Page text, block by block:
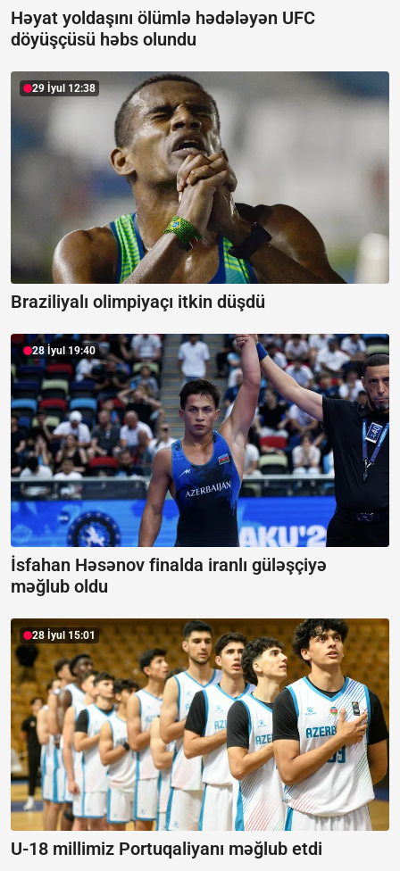
Həyat yoldaşını ölümlə hədələyən UFC
döyüşçüsü həbs olundu
29 İyul 12:38
Braziliyalı olimpiyaçı itkin düşdü
28 İyul 19:40
İsfahan Həsənov finalda iranlı güləşçiyə
məğlub oldu
28 İyul 15:01
U-18 millimiz Portuqaliyanı məğlub etdi